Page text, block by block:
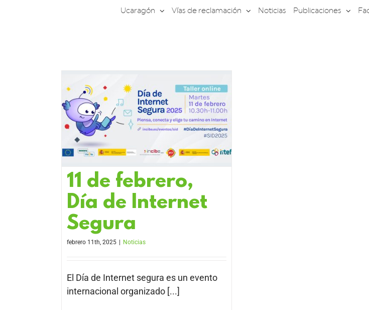
Ucaragón Vías de reclamación Noticias Publicaciones
11 de febrero,
Día de Internet
Segura
febrero 11th, 2025 Noticias
El Día de Internet segura es un evento
internacional organizado [...]